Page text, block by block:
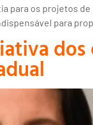
os projetos
para